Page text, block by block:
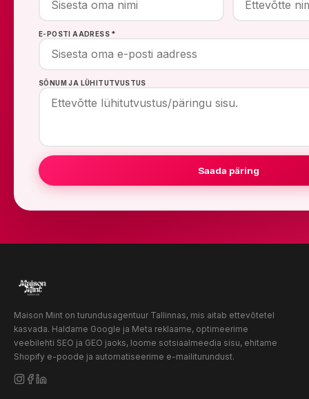
E-POSTI AADRESS *
SÕNUM JA LÜHITUTVUSTUS
Saada päring
Maison Mint on turundusagentuur Tallinnas, mis aitab ettevõtetel
kasvada. Haldame Google ja Meta reklaame, optimeerime
veebilehti SEO ja GEO jaoks, loome sotsiaalmeedia sisu, ehitame
Shopify e-poode ja automatiseerime e-mailiturundust.